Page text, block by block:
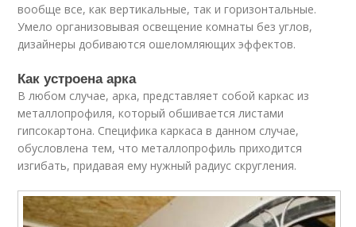
вообще все, как вертикальные, так и горизонтальные.
Умело организовывая освещение комнаты без углов,
дизайнеры добиваются ошеломляющих эффектов.
Как устроена арка
В любом случае, арка, представляет собой каркас из
металлопрофиля, который обшивается листами
гипсокартона. Специфика каркаса в данном случае,
обусловлена тем, что металлопрофиль приходится
изгибать, придавая ему нужный радиус скругления.